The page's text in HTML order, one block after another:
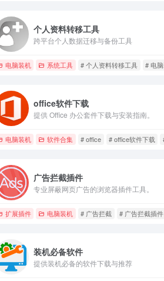
个人资料转移工具
跨平台个人数据迁移与备份工具
电脑装机 系统工具 # 个人资料转移工具 # 电
office软件下载
提供 Office 办公套件下载与安装指南。
电脑装机 软件合集 # office # office软件下载
广告拦截插件
专业屏蔽网页广告的浏览器插件工具。
扩展插件 电脑装机 # 广告拦截 # 广告拦截插件
装机必备软件
提供装机必备的软件下载与推荐